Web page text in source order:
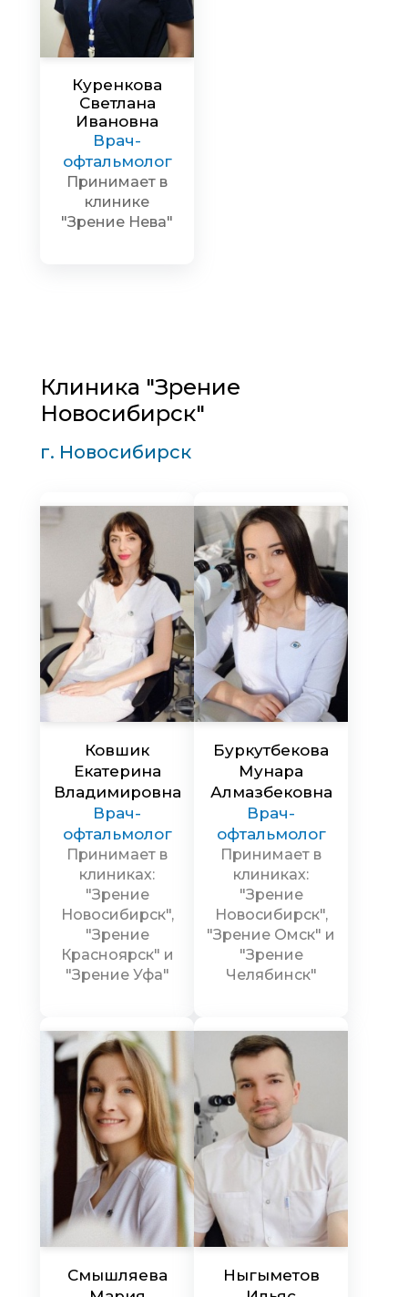
Куренкова
Светлана
Ивановна
Врач-
офтальмолог
Принимает в
клинике
"Зрение Нева"
Клиника "Зрение
Новосибирск"
г. Новосибирск
Ковшик
Екатерина
Владимировна
Врач-
офтальмолог
Принимает в
клиниках:
"Зрение
Новосибирск",
"Зрение
Красноярск" и
"Зрение Уфа"
Буркутбекова
Мунара
Алмазбековна
Врач-
офтальмолог
Принимает в
клиниках:
"Зрение
Новосибирск",
"Зрение Омск" и
"Зрение
Челябинск"
Смышляева
Ныгыметов